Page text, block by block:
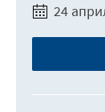
24